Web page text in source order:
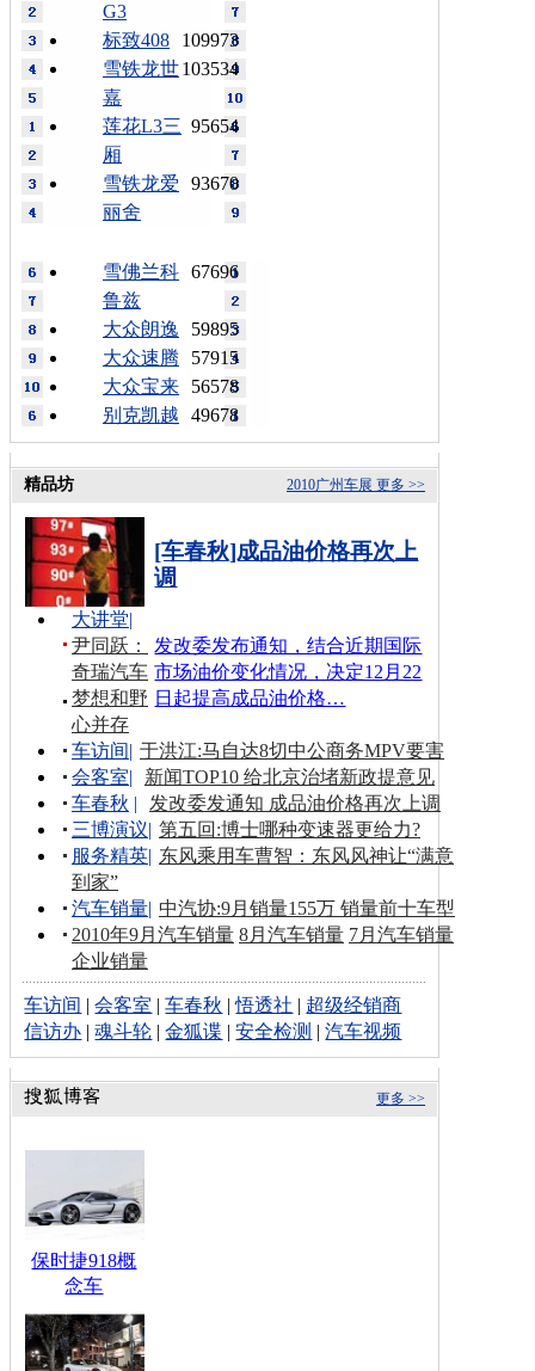
G3
109973
标致408
103534
雪铁龙世
嘉
95654
莲花L3三
厢
93670
雪铁龙爱
丽舍
67696
雪佛兰科
鲁兹
59895
大众朗逸
57915
大众速腾
56578
大众宝来
49678
别克凯越
更多 >>
2010广州车展
精品坊
[车春秋]成品油价格再次上
调
发改委发布通知，结合近期国际
市场油价变化情况，决定12月22
日起提高成品油价格…
大讲堂|
尹同跃：
奇瑞汽车
梦想和野
心并存
车访间| 于洪江:马自达8切中公商务MPV要害
会客室|
新闻TOP10 给北京治堵新政提意见
车春秋 |
发改委发通知 成品油价格再次上调
三博演议| 第五回:博士哪种变速器更给力?
服务精英| 东风乘用车曹智：东风风神让“满意
到家”
汽车销量| 中汽协:9月销量155万 销量前十车型
2010年9月汽车销量 8月汽车销量 7月汽车销量
企业销量
车访间 |会客室 |车春秋 |悟透社 | 超级经销商
信访办 |魂斗轮 |金狐谍 |安全检测 |汽车视频
更多 >>
保时捷918概
念车